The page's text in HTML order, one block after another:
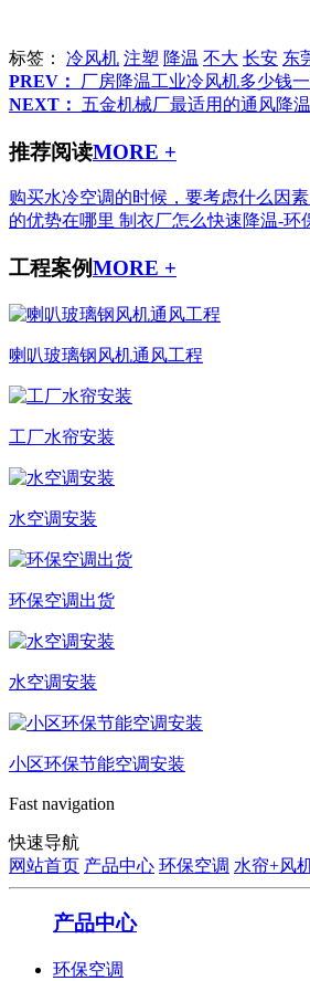
标签： 冷风机 注塑 降温 不大 长安 东
PREV：
厂房降温工业冷风机多少钱
NEXT：
五金机械厂最适用的通风降
推荐阅读MORE +
购买水冷空调的时候，要考虑什么因素
的优势在哪里 制衣厂怎么快速降温-环
工程案例MORE +
喇叭玻璃钢风机通风工程
工厂水帘安装
水空调安装
环保空调出货
水空调安装
小区环保节能空调安装
Fast navigation
快速导航
网站首页 产品中心 环保空调 水帘+风
产品中心
环保空调